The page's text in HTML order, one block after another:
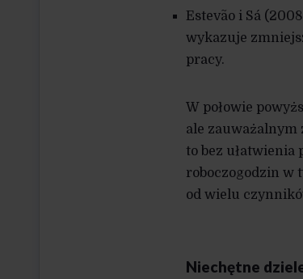
Estevão i Sá
wykazuje
pracy.
W połowie
ale zauważalnym
to bez
roboczogodzin w
od wielu
Niechętne